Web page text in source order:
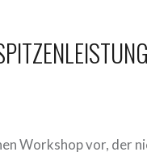
Workshop vor, der